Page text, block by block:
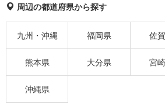
周辺の都道府県から探す
九州・沖縄 福岡県 佐
熊本県 大分県 宮
沖縄県